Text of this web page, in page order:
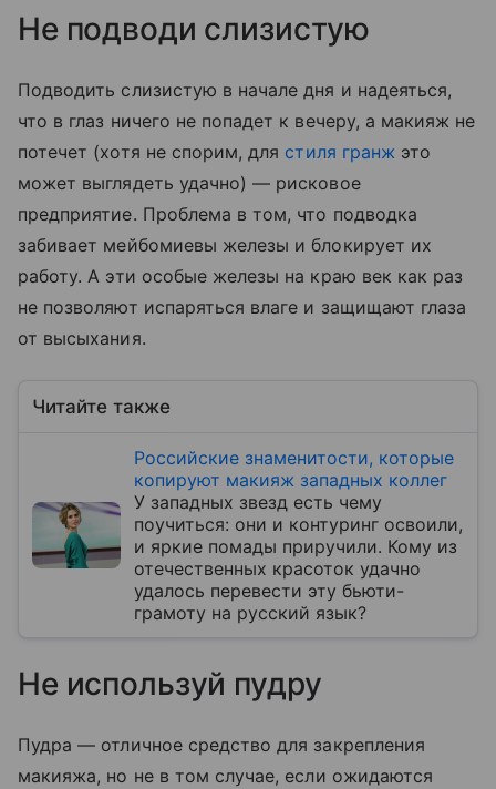
Не подводи слизистую
Подводить слизистую в начале дня и надеяться,
что в глаз ничего не попадет к вечеру, а макияж не
потечет (хотя не спорим, для стиля гранжэто
может выглядеть удачно) — рисковое
предприятие. Проблема в том, что подводка
забивает мейбомиевы железы и блокирует их
работу. А эти особые железы на краю век как раз
не позволяют испаряться влаге и защищают глаза
от высыхания.
Читайте также
Российские знаменитости, которые
копируют макияж западных коллег
У западных звезд есть чему
поучиться: они и контуринг освоили,
и яркие помады приручили. Кому из
отечественных красоток удачно
удалось перевести эту бьюти-
грамоту на русский язык?
Не используй пудру
Пудра — отличное средство для закрепления
макияжа, но не в том случае, если ожидаются